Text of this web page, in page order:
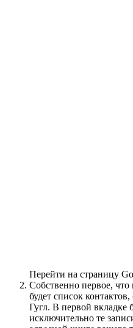
Перейти на страницу
Собственно первое,
будет список
Гугл. В первой вкладке
исключительно те